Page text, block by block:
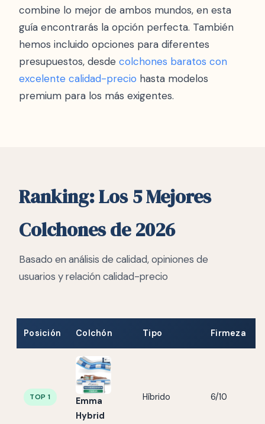
combine lo mejor de ambos mundos, en esta
guía encontrarás la opción perfecta. También
hemos incluido opciones para diferentes
presupuestos, desde colchones baratos con
excelente calidad-precio hasta modelos
premium para los más exigentes.
Ranking: Los 5 Mejores
Colchones de 2026
Basado en análisis de calidad, opiniones de
usuarios y relación calidad-precio
Posición Colchón Tipo Firmeza
TOP 1
Emma
Hybrid
Híbrido 6/10